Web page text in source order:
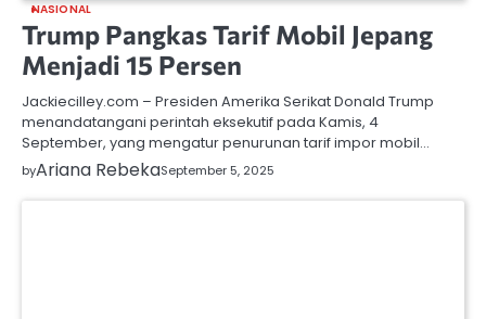
NASIONAL
Trump Pangkas Tarif Mobil Jepang
Menjadi 15 Persen
Jackiecilley.com – Presiden Amerika Serikat Donald Trump
menandatangani perintah eksekutif pada Kamis, 4
September, yang mengatur penurunan tarif impor mobil…
byAriana RebekaSeptember 5, 2025